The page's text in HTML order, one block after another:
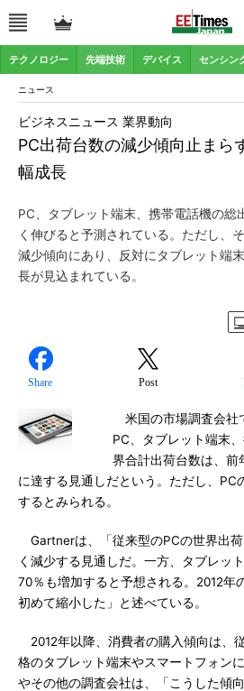
テクノロジー 先端技術 デバイス センシン
ニュース
PC出荷台数の減少傾向止まら
幅成長
ビジネスニュース 業界動向
PC、タブレット端末、携帯電話機の総
く伸びると予測されている。ただし、
減少傾向にあり、反対にタブレット端
長が見込まれている。
Share Post
米国の市場調査会社
PC、タブレット端末
界合計出荷台数は、
に達する見通しだという。ただし、PC
するとみられる。
Gartnerは、「従来型のPCの世界出
く減少する見通しだ。一方、タブレッ
70％も増加すると予想される。2012年
初めて縮小した」と述べている。
2012年以降、消費者の購入傾向は、
格のタブレット端末やスマートフォン
やその他の調査会社は、「こうした傾